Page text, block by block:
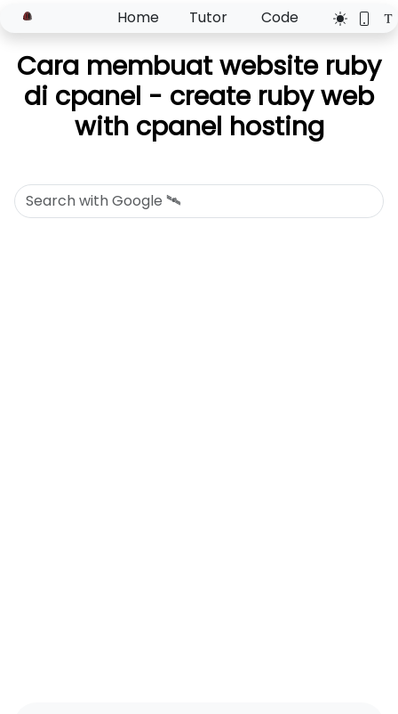
Home Tutor Code
Cara membuat website ruby
di cpanel - create ruby web
with cpanel hosting